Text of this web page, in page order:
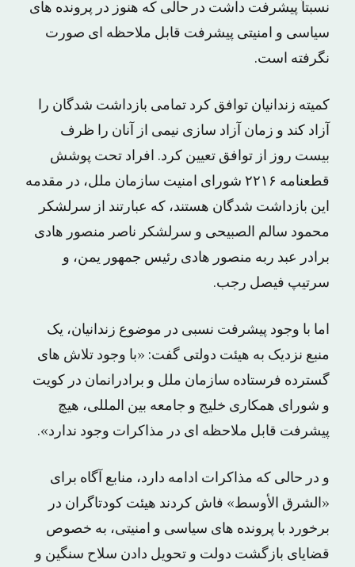
نسبتاً پیشرفت داشت در حالی که هنوز در پرونده های
سیاسی و امنیتی پیشرفت قابل ملاحظه ای صورت
نگرفته است.
کمیته زندانیان توافق کرد تمامی بازداشت شدگان را
آزاد کند و زمان آزاد سازی نیمی از آنان را ظرف
بیست روز از توافق تعیین کرد. افراد تحت پوشش
قطعنامه ۲۲۱۶ شورای امنیت سازمان ملل، در مقدمه
این بازداشت شدگان هستند، که عبارتند از سرلشکر
محمود سالم الصبیحی و سرلشکر ناصر منصور هادی
برادر عبد ربه منصور هادی رئیس جمهور یمن، و
سرتیپ فیصل رجب.
اما با وجود پیشرفت نسبی در موضوع زندانیان، یک
منبع نزدیک به هیئت دولتی گفت: «با وجود تلاش های
گسترده فرستاده سازمان ملل و برادرانمان در کویت
و شورای همکاری خلیج و جامعه بین المللی، هیچ
پیشرفت قابل ملاحظه ای در مذاکرات وجود ندارد».
و در حالی که مذاکرات ادامه دارد، منابع آگاه برای
«الشرق الأوسط» فاش کردند هیئت کودتاگران در
برخورد با پرونده های سیاسی و امنیتی، به خصوص
قضایای بازگشت دولت و تحویل دادن سلاح سنگین و